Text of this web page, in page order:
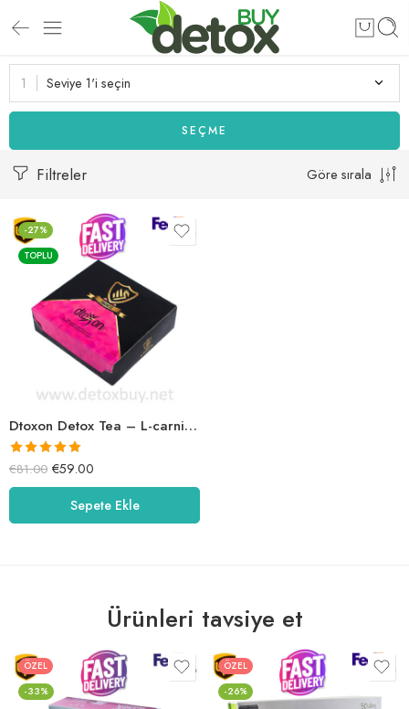
Seviye 1'i seçin
SEÇME
Filtreler Göre sırala
-27%
TOPLU
Dtoxon Detox Tea – L-carnitine Destekli
5 üzerinden
5.00oy aldı
€81.00 €59.00
Sepete Ekle
Ürünleri tavsiye et
ÖZEL
-33%
ÖZEL
-26%